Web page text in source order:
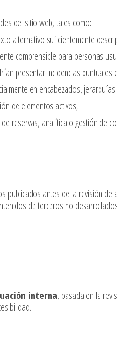
del sitio web, tales como:
alternativo suficientemente
comprensible para personas
presentar incidencias puntuales
en encabezados,
de elementos activos;
reservas, analítica o gestión de
antes de la revisión de
de terceros no
interna, basada en la